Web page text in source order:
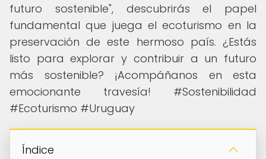
futuro sostenible", descubrirás el papel
fundamental que juega el ecoturismo en la
preservación de este hermoso país. ¿Estás
listo para explorar y contribuir a un futuro
más sostenible? ¡Acompáñanos en esta
emocionante travesía! #Sostenibilidad
#Ecoturismo #Uruguay
Índice